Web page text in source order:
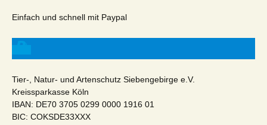
Einfach und schnell mit Paypal
Tier-, Natur- und Artenschutz Siebengebirge e.V.
Kreissparkasse Köln
IBAN: DE70 3705 0299 0000 1916 01
BIC: COKSDE33XXX